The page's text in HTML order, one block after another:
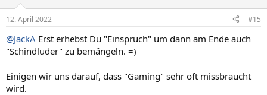
e
:
12. April 2022 #15
@JackA Erst erhebst Du "Einspruch" um dann am Ende auch
"Schindluder" zu bemängeln. =)
Einigen wir uns darauf, dass "Gaming" sehr oft missbraucht
wird.